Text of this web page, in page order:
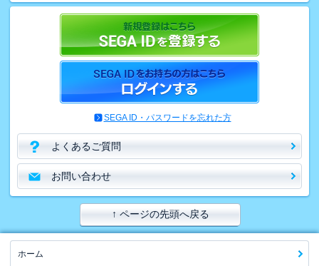
SEGA ID・パスワードを忘れた方
よくあるご質問
お問い合わせ
↑ ページの先頭へ戻る
ホーム